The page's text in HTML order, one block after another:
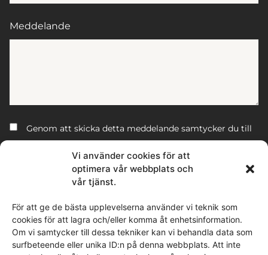
Vi använder cookies för att
optimera vår webbplats och
vår tjänst.
För att ge de bästa upplevelserna använder vi teknik som
cookies för att lagra och/eller komma åt enhetsinformation.
Om vi samtycker till dessa tekniker kan vi behandla data som
surfbeteende eller unika ID:n på denna webbplats. Att inte
Meddelande
Genom att skicka detta meddelande samtycker du till
Denna webbplats är skyddad av reCAPTCHA och Google
sekretesspolicy
gäller.
SKICKA